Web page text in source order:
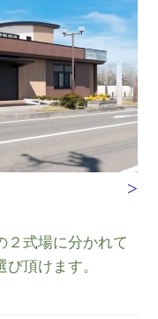
２式場に分かれて
頂けます。